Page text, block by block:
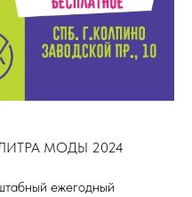
МОДЫ 2024
ежегодный